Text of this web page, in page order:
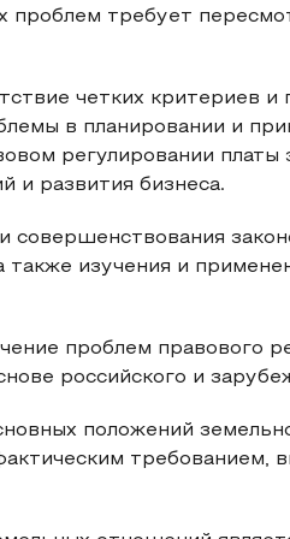
проблем требует
четких критериев и
в планировании и
регулировании платы
и развития бизнеса.
также изучения и
проблем правового
российского и
положений
требованием,